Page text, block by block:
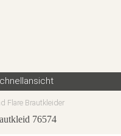
Flare Brautkleider
76574